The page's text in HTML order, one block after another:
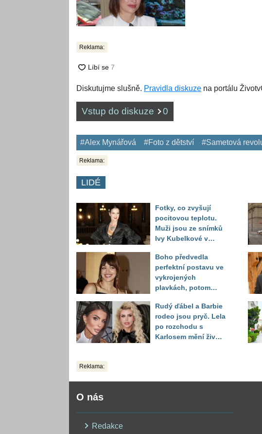
Reklama:
Diskutujme slušně. Pravidla diskuze na portálu
Vstup do diskuze 0
#Alex Mynářová #Foto z dětství #Sametová
Reklama:
LIDÉ
Fotky, co zvyšují
pocitovou teplotu.
Muži jsou ze snímků
Ivy Kubelkové v
Boho předvedla
perfektní postavu ve
vykrojených
plavkách, potom
těla
Rudý ďábel a Barbie
rodeo jsou pryč. Lela
po rozchodu s
Karlosem mění život i
Reklama:
O nás
Redakce